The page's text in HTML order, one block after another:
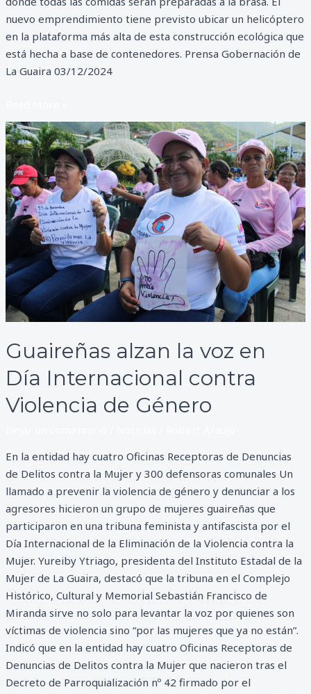
nuevo emprendimiento tiene previsto ubicar un helicóptero
en la plataforma más alta de esta construcción ecológica que
está hecha a base de contenedores. Prensa Gobernación de
La Guaira 03/12/2024
Guaireñas alzan la voz en
Día Internacional contra
Violencia de Género
En la entidad hay cuatro Oficinas Receptoras de Denuncias
de Delitos contra la Mujer y 300 defensoras comunales Un
llamado a prevenir la violencia de género y denunciar a los
agresores hicieron un grupo de mujeres guaireñas que
participaron en una tribuna feminista y antifascista por el
Día Internacional de la Eliminación de la Violencia contra la
Mujer. Yureiby Ytriago, presidenta del Instituto Estadal de la
Mujer de La Guaira, destacó que la tribuna en el Complejo
Histórico, Cultural y Memorial Sebastián Francisco de
Miranda sirve no solo para levantar la voz por quienes son
víctimas de violencia sino “por las mujeres que ya no están”.
Indicó que en la entidad hay cuatro Oficinas Receptoras de
Denuncias de Delitos contra la Mujer que nacieron tras el
Decreto de Parroquialización nº 42 firmado por el
Guaireñas
alzan
la
voz
en
Día
Internacional
contra
Violencia
de
Género